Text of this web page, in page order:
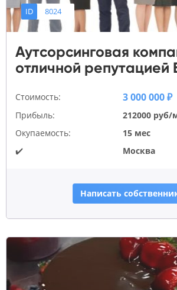
ID 8024
Аутсорсинговая
отличной
Стоимость: 3 000 000 ₽
Прибыль:
212000 руб/
Окупаемость:
15 мес
✔️
Москва
Написать